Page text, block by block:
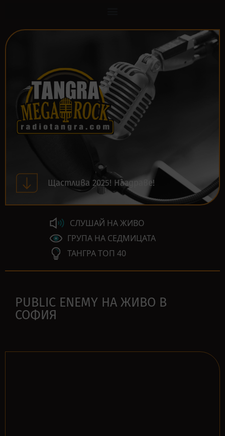
Щастлива 2025! Наздраве!
СЛУШАЙ НА ЖИВО
ГРУПА НА СЕДМИЦАТА
ТАНГРА ТОП 40
PUBLIC ENEMY НА ЖИВО В
СОФИЯ